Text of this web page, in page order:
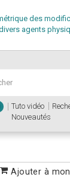
des
agents
Tuto vidéo
Nouveautés
Ajouter à